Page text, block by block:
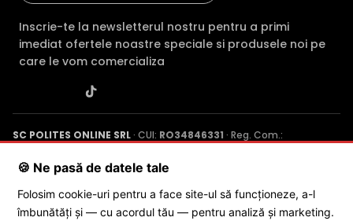
Inscrie-te la newsletterul nostru pentru a primi
imediat ofertele noastre speciale si produsele noi pe
care le vom comercializa
SC POLITES ONLINE SRL · CUI: RO34846331 · Reg. Com.:
Poenaru, Nr. 1, Craiova, Jud. Dolj ·
© 2026 SC POLITES ONLINE SRL
🍪 Ne pasă de datele tale
Folosim cookie-uri pentru a face site-ul să funcționeze, a-l
îmbunătăți și — cu acordul tău — pentru analiză și marketing.